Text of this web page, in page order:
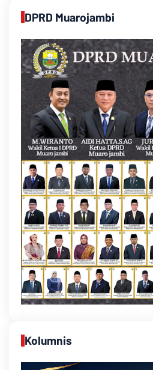
DPRD Muarojambi
Kolumnis